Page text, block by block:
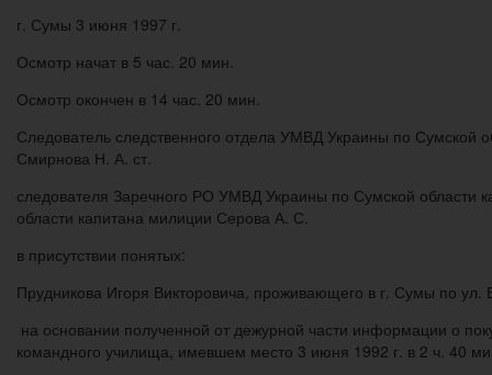
г. Сумы 3 июня 1997 г.
Осмотр начат в 5 час. 20 мин.
Осмотр окончен в 14 час. 20 мин.
Следователь следственного отдела УМВД Украины по Сумской
Смирнова Н. А. ст.
следователя Заречного РО УМВД Украины по Сумской области
области капитана милиции Серова А. С.
в присутствии понятых:
Прудникова Игоря Викторовича, проживающего в г. Сумы по
на основании полученной от дежурной части информации о
командного училища, имевшем место 3 июня 1992 г. в 2 ч. 40